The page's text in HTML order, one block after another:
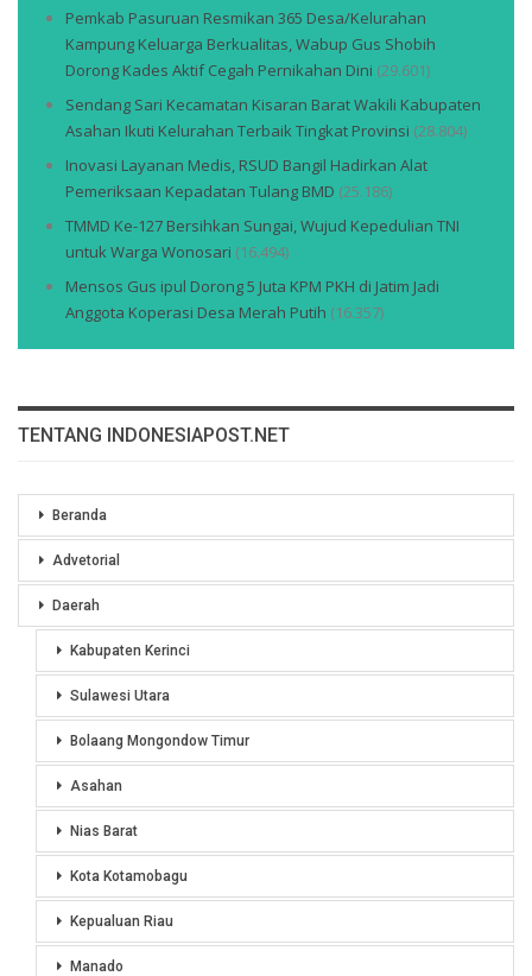
Pemkab Pasuruan Resmikan 365 Desa/Kelurahan
Kampung Keluarga Berkualitas, Wabup Gus Shobih
Dorong Kades Aktif Cegah Pernikahan Dini (29.601)
Sendang Sari Kecamatan Kisaran Barat Wakili Kabupaten
Asahan Ikuti Kelurahan Terbaik Tingkat Provinsi (28.804)
Inovasi Layanan Medis, RSUD Bangil Hadirkan Alat
Pemeriksaan Kepadatan Tulang BMD (25.186)
TMMD Ke-127 Bersihkan Sungai, Wujud Kepedulian TNI
untuk Warga Wonosari (16.494)
Mensos Gus ipul Dorong 5 Juta KPM PKH di Jatim Jadi
Anggota Koperasi Desa Merah Putih (16.357)
TENTANG INDONESIAPOST.NET
Beranda
Advetorial
Daerah
Kabupaten Kerinci
Sulawesi Utara
Bolaang Mongondow Timur
Asahan
Nias Barat
Kota Kotamobagu
Kepualuan Riau
Manado